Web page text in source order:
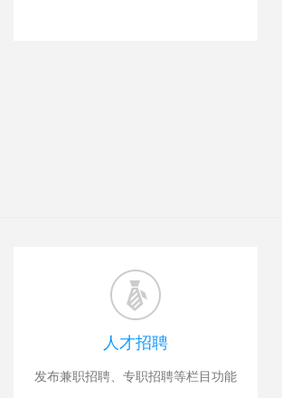
人才招聘
发布兼职招聘、专职招聘等栏目功能